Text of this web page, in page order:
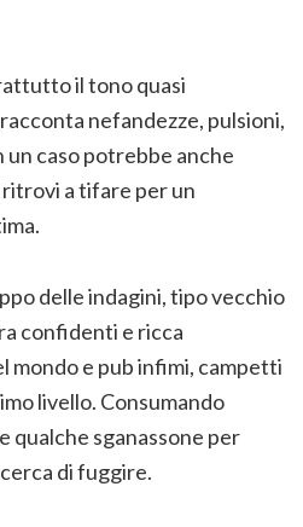
il tono quasi
nefandezze, pulsioni,
caso potrebbe anche
a tifare per un
delle indagini, tipo vecchio
confidenti e ricca
mondo e pub infimi, campetti
livello. Consumando
qualche sganassone per
di fuggire.